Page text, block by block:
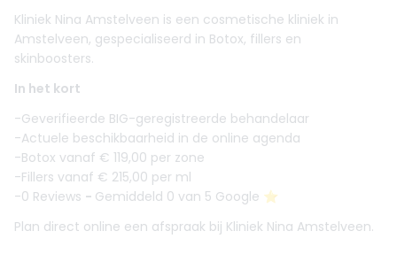
Kliniek Nina Amstelveen is een cosmetische kliniek in
Amstelveen, gespecialiseerd in Botox, fillers en
skinboosters.
In het kort
-Geverifieerde BIG-geregistreerde behandelaar
-Actuele beschikbaarheid in de online agenda
-Botox vanaf € 119,00 per zone
-Fillers vanaf € 215,00 per ml
-0 Reviews - Gemiddeld 0 van 5 Google ⭐️
Plan direct online een afspraak bij Kliniek Nina Amstelveen.